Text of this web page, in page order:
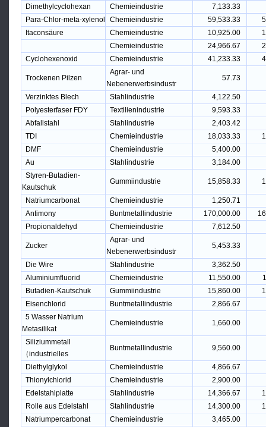
Dimethylcyclohexan
Chemieindustrie
7,133.33
Para-Chlor-meta-xylenol
Chemieindustrie 59,533.33
Itaconsäure
Chemieindustrie 10,925.00
Chemieindustrie
24,966.67
Cyclohexenoxid
Chemieindustrie 41,233.33
Trockenen Pilzen
Agrar- und
Nebenerwerbsindustr
57.73
Verzinktes Blech Stahlindustrie
4,122.50
Polyesterfaser FDY
Textilienindustrie
9,593.33
Abfallstahl
Stahlindustrie
2,403.42
TDI
Chemieindustrie 18,033.33
DMF
Chemieindustrie
5,400.00
Au
Stahlindustrie
3,184.00
Styren-Butadien-
Kautschuk
Gummiindustrie 15,858.33
Natriumcarbonat Chemieindustrie
1,250.71
Antimony
Buntmetallindustrie 170,000.00
Propionaldehyd
Chemieindustrie 7,612.50
Zucker
Agrar- und
Nebenerwerbsindustr
5,453.33
Die Wire Stahlindustrie
3,362.50
Aluminiumfluorid
Chemieindustrie 11,550.00
Butadien-Kautschuk
Gummiindustrie 15,860.00
Eisenchlorid
Buntmetallindustrie
2,866.67
5 Wasser Natrium
Metasilikat
Chemieindustrie 1,660.00
Siliziummetall
（industrielles
Buntmetallindustrie 9,560.00
Diethylglykol Chemieindustrie
4,866.67
Thionylchlorid
Chemieindustrie
2,900.00
Edelstahlplatte
Stahlindustrie 14,366.67
Rolle aus Edelstahl
Stahlindustrie 14,300.00
Natriumpercarbonat
Chemieindustrie
3,465.00